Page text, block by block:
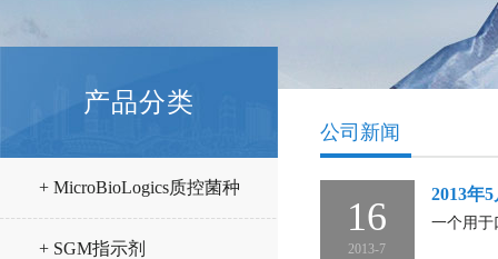
产品分类
+ MicroBioLogics质控菌种
+ SGM指示剂
公司新闻
16
2013-7
2013年
一个用于